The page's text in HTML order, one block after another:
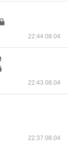
22:44 08.04
22:43 08.04
22:37 08.04